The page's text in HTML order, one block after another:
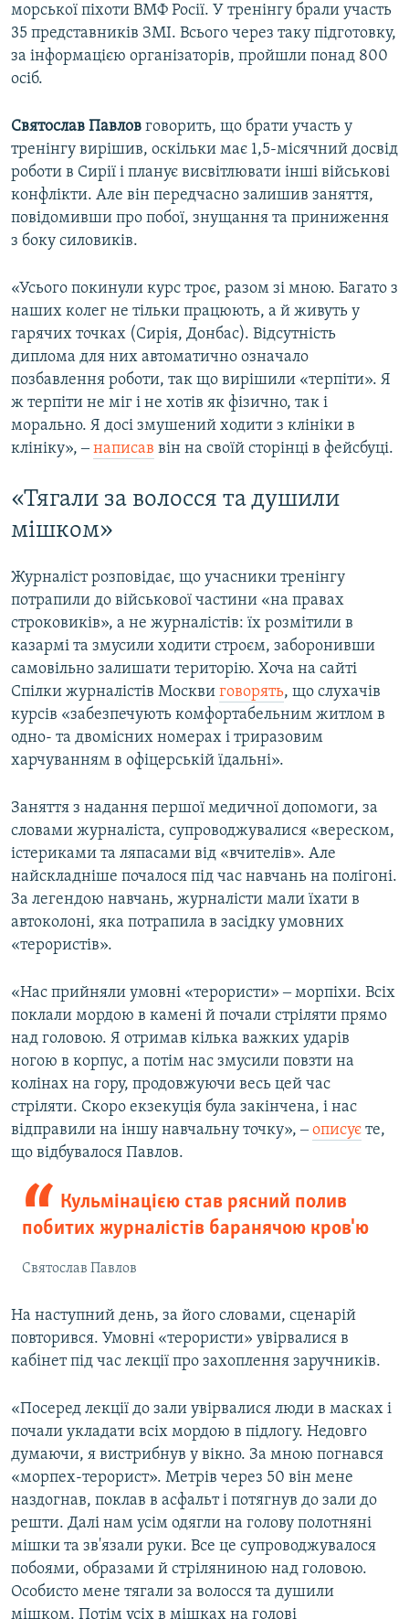
морської піхоти ВМФ Росії. У тренінгу брали участь
35 представників ЗМІ. Всього через таку підготовку,
за інформацією організаторів, пройшли понад 800
осіб.
Святослав Павлов говорить, що брати участь у
тренінгу вирішив, оскільки має 1,5-місячний досвід
роботи в Сирії і планує висвітлювати інші військові
конфлікти. Але він передчасно залишив заняття,
повідомивши про побої, знущання та приниження
з боку силовиків.
«Усього покинули курс троє, разом зі мною. Багато з
наших колег не тільки працюють, а й живуть у
гарячих точках (Сирія, Донбас). Відсутність
диплома для них автоматично означало
позбавлення роботи, так що вирішили «терпіти». Я
ж терпіти не міг і не хотів як фізично, так і
морально. Я досі змушений ходити з клініки в
клініку», ‒написав він на своїй сторінці в фейсбуці.
«Тягали за волосся та душили
мішком»
Журналіст розповідає, що учасники тренінгу
потрапили до військової частини «на правах
строковиків», а не журналістів: їх розмітили в
казармі та змусили ходити строєм, заборонивши
самовільно залишати територію. Хоча на сайті
Спілки журналістів Москви говорять, що слухачів
курсів «забезпечують комфортабельним житлом в
одно- та двомісних номерах і триразовим
харчуванням в офіцерській їдальні».
Заняття з надання першої медичної допомоги, за
словами журналіста, супроводжувалися «вереском,
істериками та ляпасами від «вчителів». Але
найскладніше почалося під час навчань на полігоні.
За легендою навчань, журналісти мали їхати в
автоколоні, яка потрапила в засідку умовних
«терористів».
«Нас прийняли умовні «терористи» ‒ морпіхи. Всіх
поклали мордою в камені й почали стріляти прямо
над головою. Я отримав кілька важких ударів
ногою в корпус, а потім нас змусили повзти на
колінах на гору, продовжуючи весь цей час
стріляти. Скоро екзекуція була закінчена, і нас
відправили на іншу навчальну точку», ‒описує те,
що відбувалося Павлов.
Кульмінацією став рясний полив
побитих журналістів баранячою кров'ю
Святослав Павлов
На наступний день, за його словами, сценарій
повторився. Умовні «терористи» увірвалися в
кабінет під час лекції про захоплення заручників.
«Посеред лекції до зали увірвалися люди в масках і
почали укладати всіх мордою в підлогу. Недовго
думаючи, я вистрибнув у вікно. За мною погнався
«морпех-терорист». Метрів через 50 він мене
наздогнав, поклав в асфальт і потягнув до зали до
решти. Далі нам усім одягли на голову полотняні
мішки та зв'язали руки. Все це супроводжувалося
побоями, образами й стріляниною над головою.
Особисто мене тягали за волосся та душили
мішком. Потім усіх в мішках на голові